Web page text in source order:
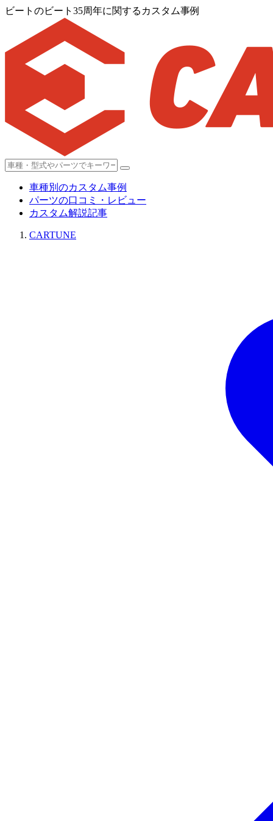
ビートのビート35周年に関するカスタム事例
車種別のカスタム事例
パーツの口コミ・レビュー
カスタム解説記事
CARTUNE